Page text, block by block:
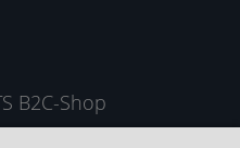
B2C-Shop